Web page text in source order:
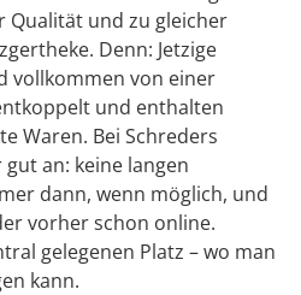
Qualität und zu gleicher
Denn: Jetzige
vollkommen von einer
und enthalten
Waren. Bei Schreders
an: keine langen
dann, wenn möglich, und
vorher schon online.
gelegenen Platz – wo man
kann.